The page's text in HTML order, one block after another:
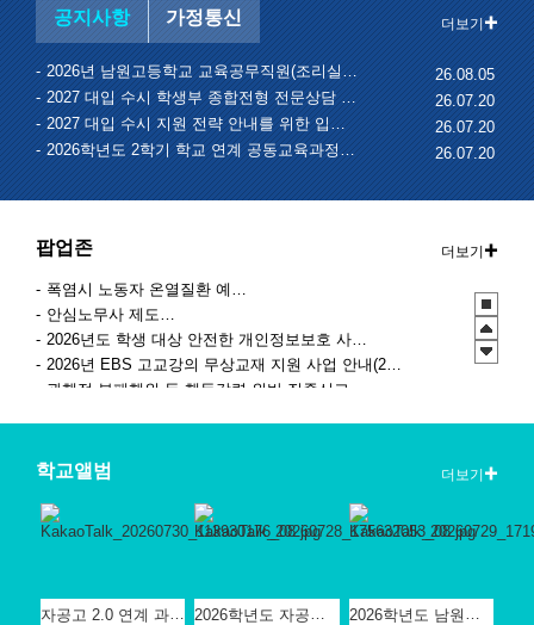
공지사항 더보기
2026년 남원고등학교 교육공무직원(조리실무사) 채용 공고
26.08.05
2027 대입 수시 학생부 종합전형 전문상담 신청 안내
26.07.20
2027 대입 수시 지원 전략 안내를 위한 입시설명회 실시
26.07.20
2026학년도 2학기 학교 연계 공동교육과정 수강 학생 추가 모집 및 선발 안내
26.07.20
가정통신
팝업존 더보기
청소년 도박예방 카드뉴스
관행적 부패행위 등 행동강령 위반 집중신고기간 운영
2026년 EBS 고교강의 무상교재 지원 사업 안내(2학기 2차)
2026년도 학생 대상 안전한 개인정보보호 사례 공모전
안심노무사 제도 홍보
학교앨범 더보기
자공고 2.0 연계 과학/기술가정/정보과 프로그램 2026학년도 자공고 특색 프로그램 '미디UP 프로젝트' - JTV 방송국 견학 2026학년도 남원고 자공고 '메이저 업 프로젝트' - 바이오 산업과 연구 실습' 진행